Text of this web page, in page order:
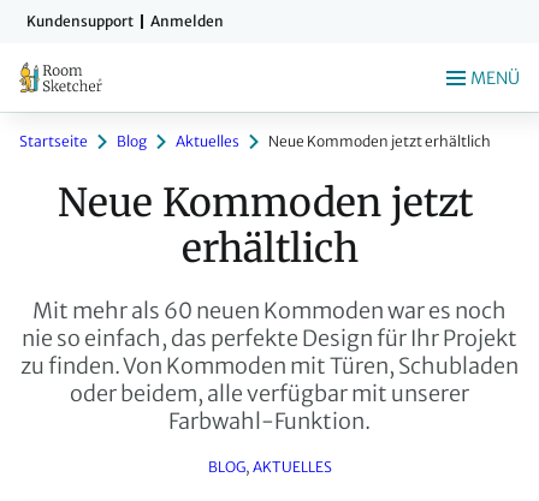
Zum
springen
Kundensupport Anmelden
MENÜ
Startseite Blog Aktuelles Neue Kommoden jetzt erhältlich
Neue Kommoden jetzt
erhältlich
Mit mehr als 60 neuen Kommoden war es noch
nie so einfach, das perfekte Design für Ihr Projekt
zu finden. Von Kommoden mit Türen, Schubladen
oder beidem, alle verfügbar mit unserer
Farbwahl-Funktion.
BLOG, AKTUELLES